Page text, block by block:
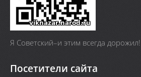
Я Cоветский–и этим всегда дорожил!
Посетители сайта